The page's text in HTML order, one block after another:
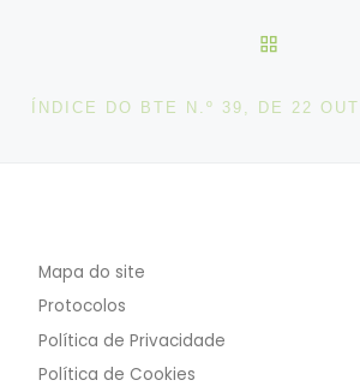
ÍNDICE DO BTE N.º 39, DE 22
Mapa do site
Protocolos
Política de Privacidade
Política de Cookies